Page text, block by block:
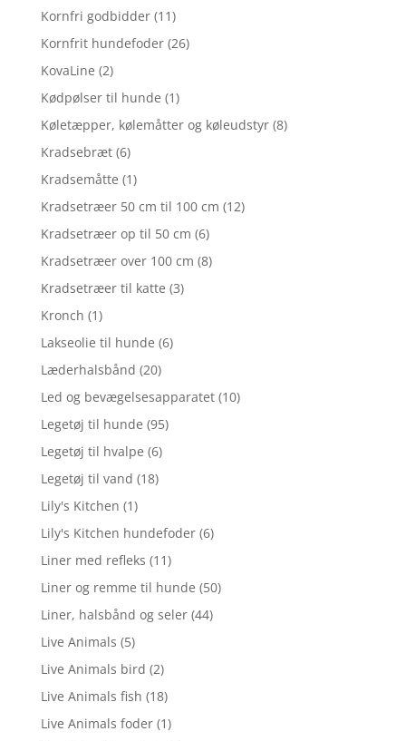
Kornfri godbidder (11)
Kornfrit hundefoder (26)
KovaLine (2)
Kødpølser til hunde (1)
Køletæpper, kølemåtter og køleudstyr (8)
Kradsebræt (6)
Kradsemåtte (1)
Kradsetræer 50 cm til 100 cm (12)
Kradsetræer op til 50 cm (6)
Kradsetræer over 100 cm (8)
Kradsetræer til katte (3)
Kronch (1)
Lakseolie til hunde (6)
Læderhalsbånd (20)
Led og bevægelsesapparatet (10)
Legetøj til hunde (95)
Legetøj til hvalpe (6)
Legetøj til vand (18)
Lily's Kitchen (1)
Lily's Kitchen hundefoder (6)
Liner med refleks (11)
Liner og remme til hunde (50)
Liner, halsbånd og seler (44)
Live Animals (5)
Live Animals bird (2)
Live Animals fish (18)
Live Animals foder (1)